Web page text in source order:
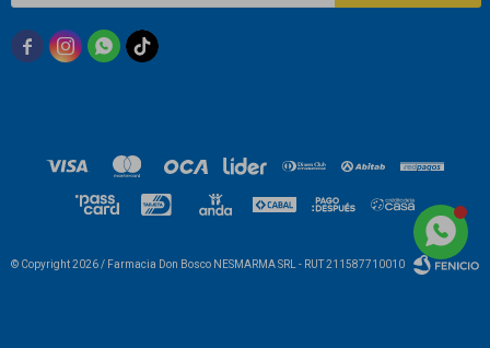
  
© Copyright 2026 / Farmacia Don Bosco NESMARMA SRL - RUT 211587710010